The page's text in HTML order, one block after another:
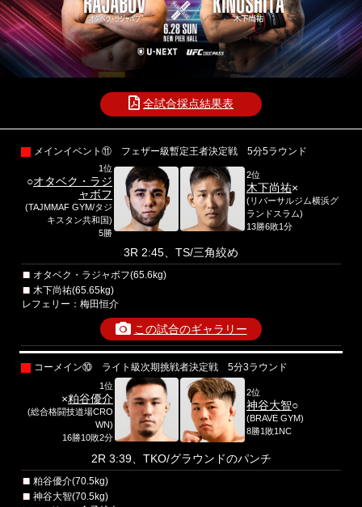
全試合採点結果表
メインイベント⑪ フェザー級暫定王者決定戦 5分5ラウンド
1位
○オタベク・ラジ
ャボフ
(TAJMMAF GYM/タジ
キスタン共和国)
5勝
2位
木下尚祐×
(リバーサルジム横浜グ
ランドスラム)
13勝6敗1分
3R 2:45、TS/三角絞め
オタベク・ラジャボフ(65.6kg)
木下尚祐(65.65kg)
レフェリー：梅田恒介
この試合のギャラリー
コーメイン⑩ ライト級次期挑戦者決定戦 5分3ラウンド
1位
×粕谷優介
(総合格闘技道場CRO
WN)
16勝10敗2分
2位
神谷大智○
(BRAVE GYM)
8勝1敗1NC
2R 3:39、TKO/グラウンドのパンチ
粕谷優介(70.5kg)
神谷大智(70.5kg)